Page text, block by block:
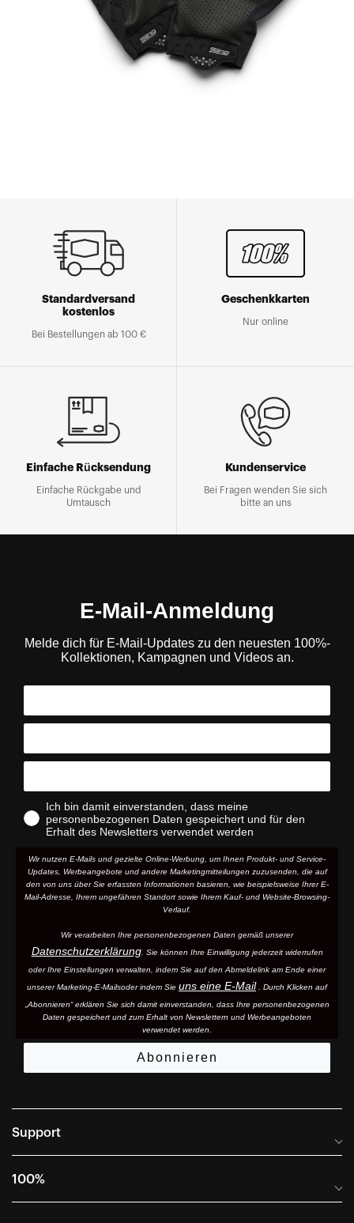
Standardversand
kostenlos
Bei Bestellungen ab 100 €
Geschenkkarten
Nur online
Einfache Rücksendung
Einfache Rückgabe und
Umtausch
Kundenservice
Bei Fragen wenden Sie sich
bitte an uns
E-Mail-Anmeldung
Melde dich für E-Mail-Updates zu den neuesten 100%-
Kollektionen, Kampagnen und Videos an.
Ich bin damit einverstanden, dass meine
personenbezogenen Daten gespeichert und für den
Erhalt des Newsletters verwendet werden
Wir nutzen E-Mails und gezielte Online-Werbung, um Ihnen Produkt- und Service-
Updates, Werbeangebote und andere Marketingmitteilungen zuzusenden, die auf
den von uns über Sie erfassten Informationen basieren, wie beispielsweise Ihrer E-
Mail-Adresse, Ihrem ungefähren Standort sowie Ihrem Kauf- und Website-Browsing-
Verlauf.
Wir verarbeiten Ihre personenbezogenen Daten gemäß unserer
Datenschutzerklärung. Sie können Ihre Einwilligung jederzeit widerrufen
oder Ihre Einstellungen verwalten, indem Sie auf den Abmeldelink am Ende einer
unserer Marketing-E-Mailsoder indem Sie uns eine E-Mail . Durch Klicken auf
„Abonnieren“ erklären Sie sich damit einverstanden, dass Ihre personenbezogenen
Daten gespeichert und zum Erhalt von Newslettern und Werbeangeboten
verwendet werden.
Abonnieren
Support
Häufig gestellte Fragen
100%